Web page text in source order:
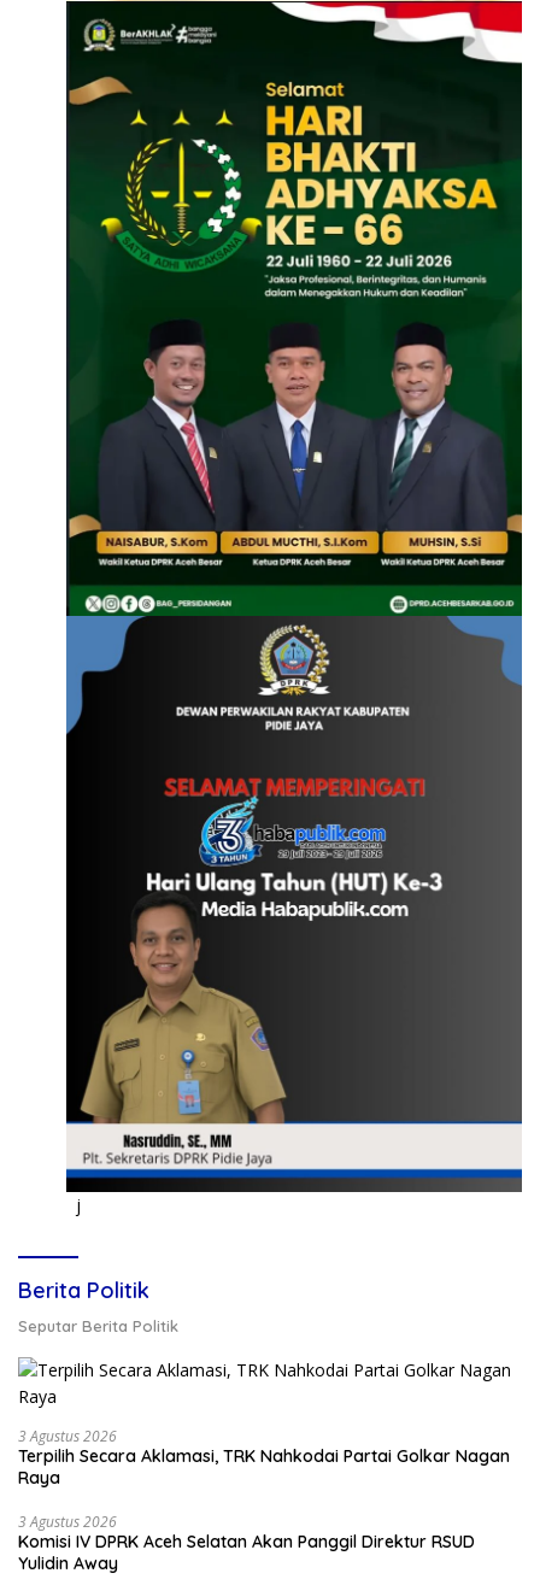
j
Berita Politik
Seputar Berita Politik
3 Agustus 2026
Terpilih Secara Aklamasi, TRK Nahkodai Partai Golkar Nagan
Raya
3 Agustus 2026
Komisi IV DPRK Aceh Selatan Akan Panggil Direktur RSUD
Yulidin Away